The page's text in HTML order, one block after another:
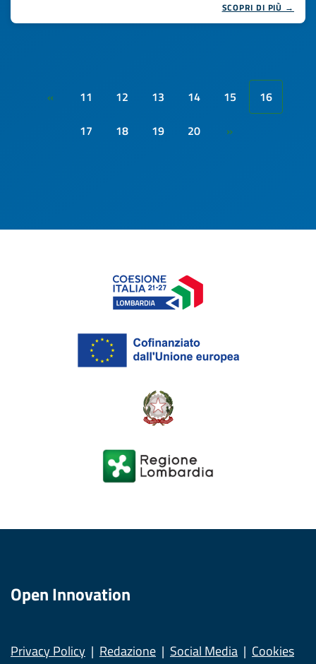
SCOPRI DI PIÙ →
« 11 12 13 14 15
16
17
18 19 20 »
Open Innovation
Privacy Policy Redazione Social Media Cookies